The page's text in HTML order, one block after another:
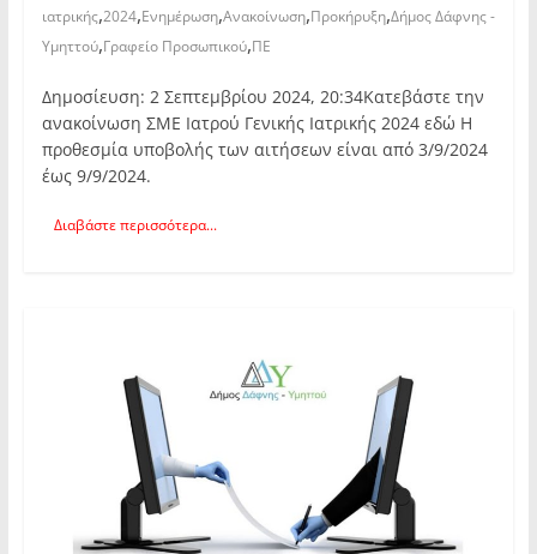
ιατρικής,2024,Ενημέρωση,Ανακοίνωση,Προκήρυξη,Δήμος Δάφνης -
Υμηττού,Γραφείο Προσωπικού,ΠΕ
Δημοσίευση: 2 Σεπτεμβρίου 2024, 20:34Κατεβάστε την
ανακοίνωση ΣΜΕ Ιατρού Γενικής Ιατρικής 2024 εδώ Η
προθεσμία υποβολής των αιτήσεων είναι από 3/9/2024
έως 9/9/2024.
Διαβάστε περισσότερα...